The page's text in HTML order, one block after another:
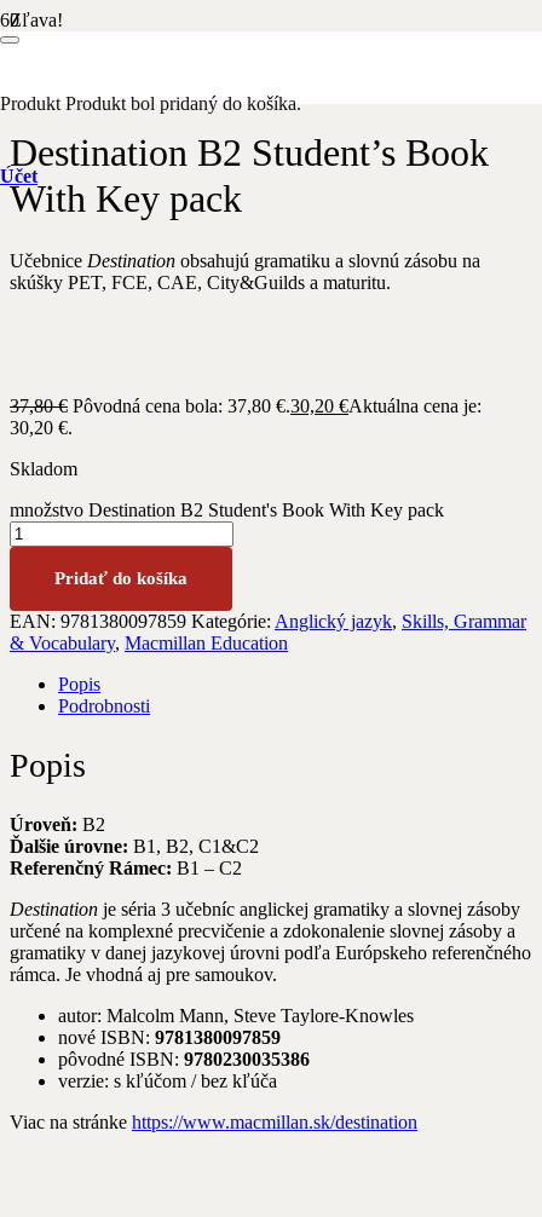
Produkt Produkt bol pridaný do košíka.
Účet
Zľava!
Destination B2 Student’s Book
With Key pack
Učebnice Destination obsahujú gramatiku a slovnú zásobu na
skúšky PET, FCE, CAE, City&Guilds a maturitu.
37,80€ Pôvodná cena bola: 37,80 €.30,20 €Aktuálna cena je:
30,20 €.
Skladom
množstvo Destination B2 Student's Book With Key pack
Pridať do košíka
EAN: 9781380097859 Kategórie: Anglický jazyk, Skills, Grammar
& Vocabulary, Macmillan Education
Popis
Podrobnosti
Popis
Úroveň: B2
Ďalšie úrovne: B1, B2, C1&C2
Referenčný Rámec: B1 – C2
Destination je séria 3 učebníc anglickej gramatiky a slovnej zásoby
určené na komplexné precvičenie a zdokonalenie slovnej zásoby a
gramatiky v danej jazykovej úrovni podľa Európskeho referenčného
rámca. Je vhodná aj pre samoukov.
autor: Malcolm Mann, Steve Taylore-Knowles
nové ISBN: 9781380097859
pôvodné ISBN: 9780230035386
verzie: s kľúčom / bez kľúča
Viac na stránke https://www.macmillan.sk/destination